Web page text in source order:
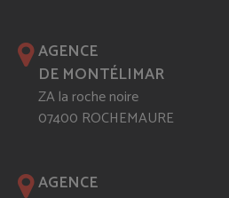
AGENCE
DE MONTÉLIMAR
ZA la roche noire
07400 ROCHEMAURE
AGENCE